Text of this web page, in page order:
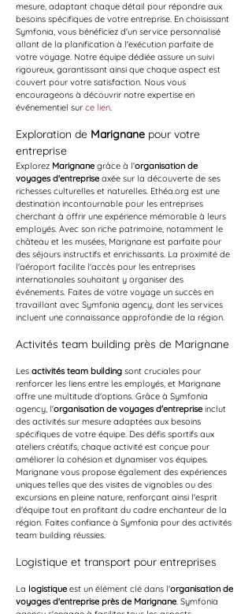
mesure, adaptant chaque détail pour répondre aux
besoins spécifiques de votre entreprise. En choisissant
Symfonia, vous bénéficiez d'un service personnalisé
allant de la planification à l'exécution parfaite de
votre voyage. Notre équipe dédiée assure un suivi
rigoureux, garantissant ainsi que chaque aspect est
couvert pour votre satisfaction. Nous vous
encourageons à découvrir notre expertise en
événementiel sur ce lien.
Exploration de Marignane pour votre
entreprise
Explorez Marignane grâce à l'organisation de
voyages d'entreprise axée sur la découverte de ses
richesses culturelles et naturelles. Ethéa.org est une
destination incontournable pour les entreprises
cherchant à offrir une expérience mémorable à leurs
employés. Avec son riche patrimoine, notamment le
château et les musées, Marignane est parfaite pour
des séjours instructifs et enrichissants. La proximité de
l'aéroport facilite l'accès pour les entreprises
internationales souhaitant y organiser des
événements. Faites de votre voyage un succès en
travaillant avec Symfonia agency, dont les services
incluent une connaissance approfondie de la région.
Activités team building près de Marignane
Les activités team building sont cruciales pour
renforcer les liens entre les employés, et Marignane
offre une multitude d'options. Grâce à Symfonia
agency, l'organisation de voyages d'entreprise inclut
des activités sur mesure adaptées aux besoins
spécifiques de votre équipe. Des défis sportifs aux
ateliers créatifs, chaque activité est conçue pour
améliorer la cohésion et dynamiser vos équipes.
Marignane vous propose également des expériences
uniques telles que des visites de vignobles ou des
excursions en pleine nature, renforçant ainsi l'esprit
d'équipe tout en profitant du cadre enchanteur de la
région. Faites confiance à Symfonia pour des activités
team building réussies.
Logistique et transport pour entreprises
La logistique est un élément clé dans l'organisation de
voyages d'entreprise près de Marignane. Symfonia